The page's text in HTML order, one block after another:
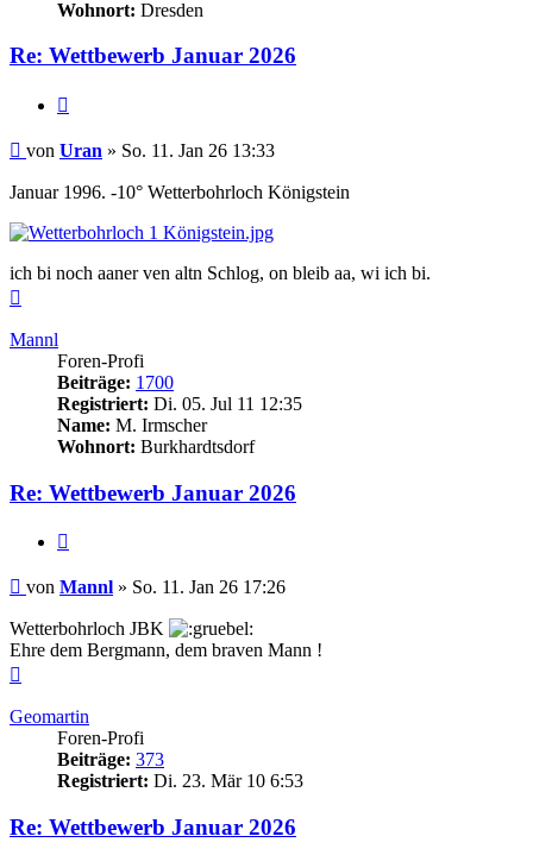
Wohnort: Dresden
Re: Wettbewerb Januar 2026
Beitrag
von Uran » So. 11. Jan 26 13:33
Januar 1996. -10° Wetterbohrloch Königstein
ich bi noch aaner ven altn Schlog, on bleib aa, wi ich bi.
Mannl
Foren-Profi
Beiträge: 1700
Registriert: Di. 05. Jul 11 12:35
Name: M. Irmscher
Wohnort: Burkhardtsdorf
Re: Wettbewerb Januar 2026
Beitrag
von Mannl » So. 11. Jan 26 17:26
Wetterbohrloch JBK
Ehre dem Bergmann, dem braven Mann !
Geomartin
Foren-Profi
Beiträge: 373
Registriert: Di. 23. Mär 10 6:53
Re: Wettbewerb Januar 2026